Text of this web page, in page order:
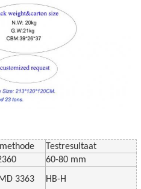
Testresultaat
60-80 mm
3363 HB-H